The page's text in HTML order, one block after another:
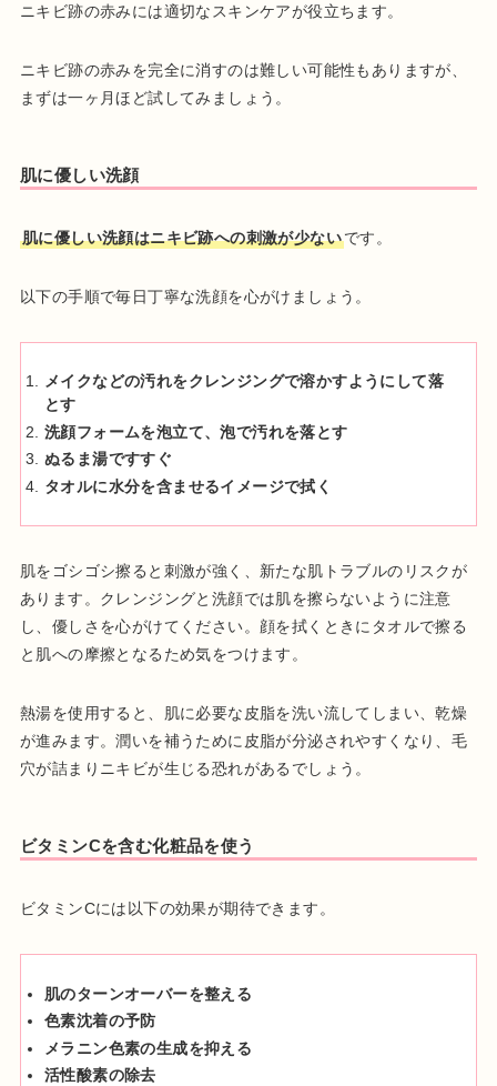
ニキビ跡の赤みには適切なスキンケアが役立ちます。
ニキビ跡の赤みを完全に消すのは難しい可能性もありますが、
まずは一ヶ月ほど試してみましょう。
肌に優しい洗顔
肌に優しい洗顔はニキビ跡への刺激が少ないです。
以下の手順で毎日丁寧な洗顔を心がけましょう。
メイクなどの汚れをクレンジングで溶かすようにして落
とす
洗顔フォームを泡立て、泡で汚れを落とす
ぬるま湯ですすぐ
タオルに水分を含ませるイメージで拭く
肌をゴシゴシ擦ると刺激が強く、新たな肌トラブルのリスクが
あります。クレンジングと洗顔では肌を擦らないように注意
し、優しさを心がけてください。顔を拭くときにタオルで擦る
と肌への摩擦となるため気をつけます。
熱湯を使用すると、肌に必要な皮脂を洗い流してしまい、乾燥
が進みます。潤いを補うために皮脂が分泌されやすくなり、毛
穴が詰まりニキビが生じる恐れがあるでしょう。
ビタミンCを含む化粧品を使う
ビタミンCには以下の効果が期待できます。
肌のターンオーバーを整える
色素沈着の予防
メラニン色素の生成を抑える
活性酸素の除去